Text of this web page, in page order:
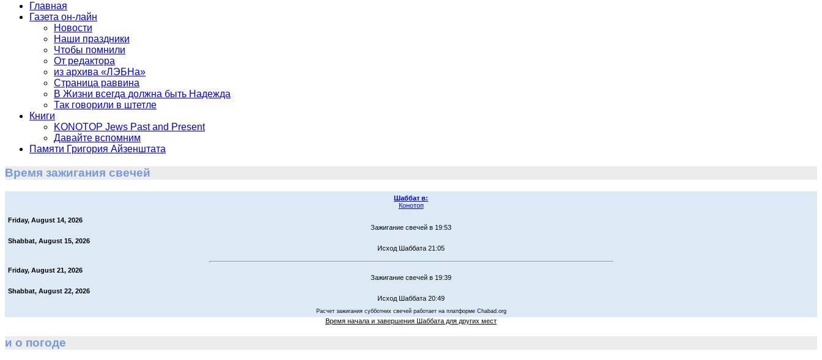
Главная
Газета он-лайн
Новости
Наши праздники
Чтобы помнили
От редактора
из архива «ЛЭБНа»
Страница раввина
В Жизни всегда должна быть Надежда
Так говорили в штетле
Книги
KONOTOP Jews Past and Present
Давайте вспомним
Памяти Григория Айзенштата
Время зажигания свечей
Шаббат в:
Конотоп
Friday, August 14, 2026
Зажигание свечей в 19:53
Shabbat, August 15, 2026
Исход Шаббата 21:05
Friday, August 21, 2026
Зажигание свечей в 19:39
Shabbat, August 22, 2026
Исход Шаббата 20:49
Расчет зажигания субботних свечей работает на платформе Chabad.org
Время начала и завершения Шаббата для других мест
и о погоде